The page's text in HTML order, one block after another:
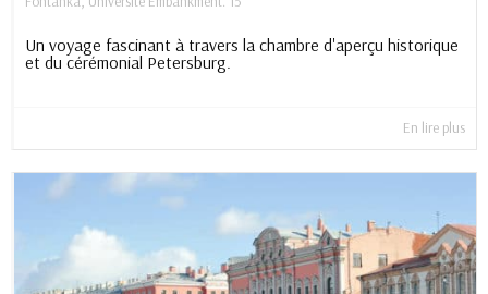
Un voyage fascinant à travers la chambre d'aperçu historique
et du cérémonial Petersburg.
En lire plus